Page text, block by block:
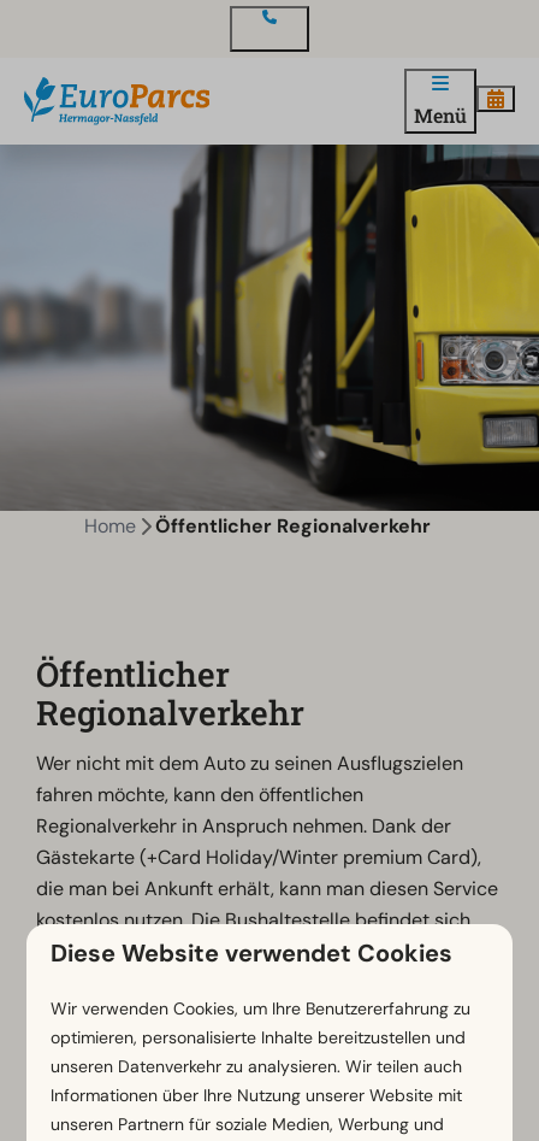
Menü
Home Öffentlicher Regionalverkehr
Öffentlicher
Regionalverkehr
Wer nicht mit dem Auto zu seinen Ausflugszielen
fahren möchte, kann den öffentlichen
Regionalverkehr in Anspruch nehmen. Dank der
Gästekarte (+Card Holiday/Winter premium Card),
die man bei Ankunft erhält, kann man diesen Service
kostenlos nutzen. Die Bushaltestelle befindet sich
unmittelbar vor dem Ferienpark und bringt
austoben kann. Bis zu den Skipisten sind es ca. 20
Minuten Fahrt. Informationen zum Fahrplan gibt es
online oder an der Rezeption.
Diese Website verwendet Cookies
Wir verwenden Cookies, um Ihre Benutzererfahrung zu
optimieren, personalisierte Inhalte bereitzustellen und
unseren Datenverkehr zu analysieren. Wir teilen auch
Informationen über Ihre Nutzung unserer Website mit
unseren Partnern für soziale Medien, Werbung und